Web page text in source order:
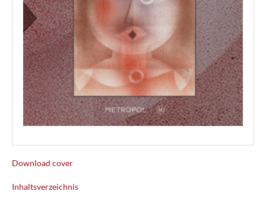
Download cover
Inhaltsverzeichnis